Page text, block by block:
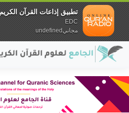
تطبيق إذاعات القرآن
EDC
مجانيundefined